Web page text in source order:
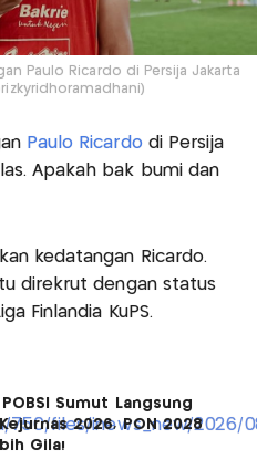
Paulo Ricardo di Persija Jakarta
Paulo Ricardo di Persija
Apakah bak bumi dan
kedatangan Ricardo.
direkrut dengan status
Finlandia KuPS.
Sumut Langsung
2026, PON 2028
Gila!